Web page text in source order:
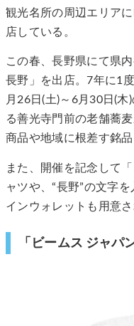
観光名所の周辺エリア
店している。
この春、長野県にて県
長野」を出店。7年に1
月26日(土)～6月30日(
る善光寺門前の老舗蕎
商品や地域に根差す銘
また、開催を記念して
ャツや、“長野”の文字
インウォレットも用意さ
「ビームス ジャパ